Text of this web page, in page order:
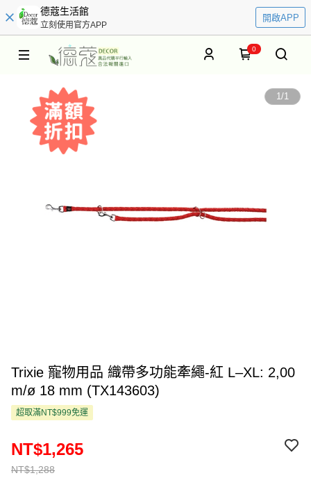
德蔻生活館
立刻使用官方APP
開啟APP
0
1/1
Trixie 寵物用品 織帶多功能牽繩-紅 L–XL: 2,00
m/ø 18 mm (TX143603)
超取滿NT$999免運
NT$1,288
NT$1,265